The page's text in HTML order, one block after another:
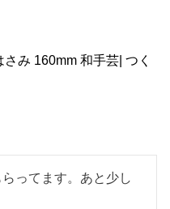
み 160mm 和手芸| つく
ってます。あと少し